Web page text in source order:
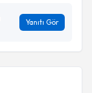
Yanıtı Gör